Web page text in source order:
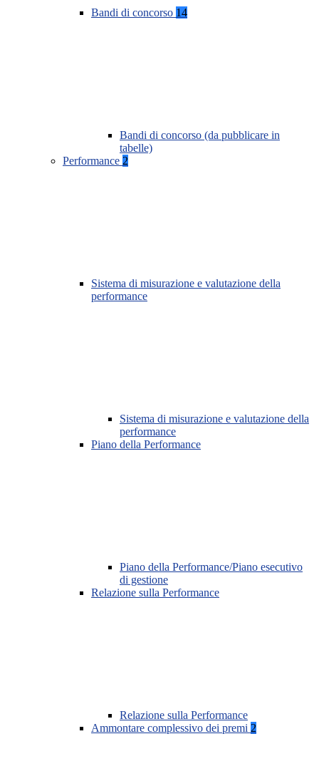
Bandi di concorso 14
Bandi di concorso (da pubblicare in
tabelle)
Performance 2
Sistema di misurazione e valutazione della
performance
Sistema di misurazione e valutazione della
performance
Piano della Performance
Piano della Performance/Piano esecutivo
di gestione
Relazione sulla Performance
Relazione sulla Performance
Ammontare complessivo dei premi 2